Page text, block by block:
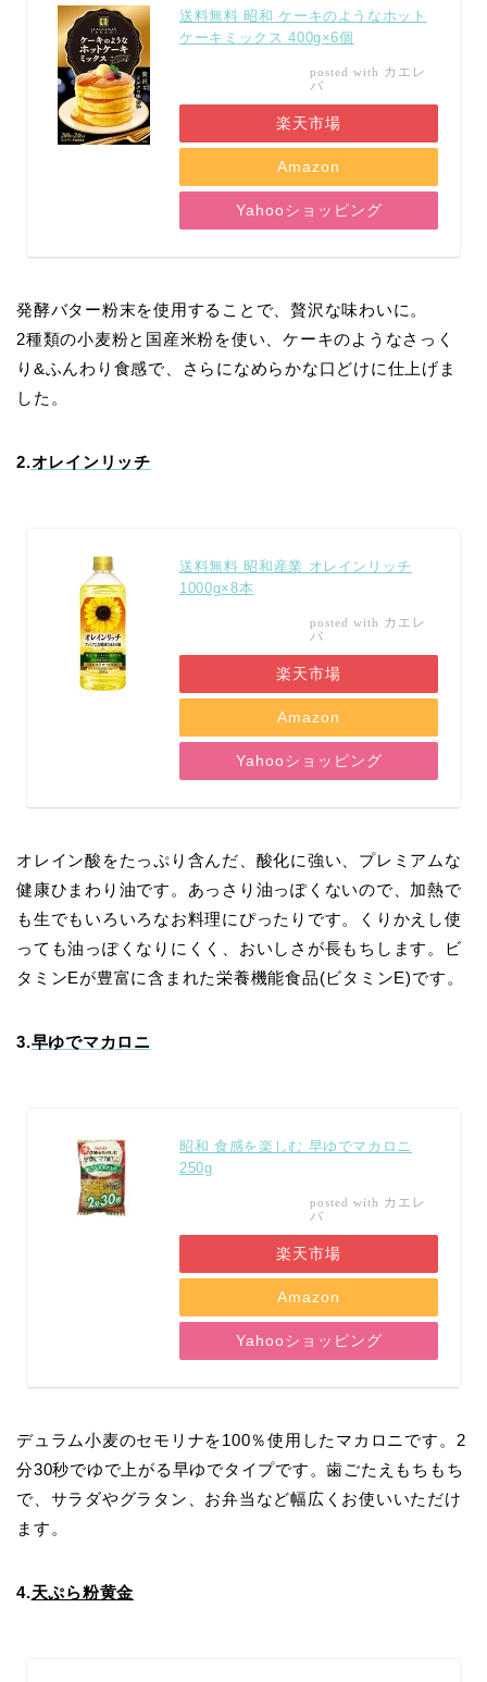
送料無料 昭和 ケーキのようなホット
ケーキミックス 400g×6個
posted with カエレ
バ
楽天市場
Amazon
Yahooショッピング
発酵バター粉末を使用することで、贅沢な味わいに。
2種類の小麦粉と国産米粉を使い、ケーキのようなさっく
り&ふんわり食感で、さらになめらかな口どけに仕上げま
した。
2.オレインリッチ
送料無料 昭和産業 オレインリッチ
1000g×8本
posted with カエレ
バ
楽天市場
Amazon
Yahooショッピング
オレイン酸をたっぷり含んだ、酸化に強い、プレミアムな
健康ひまわり油です。あっさり油っぽくないので、加熱で
も生でもいろいろなお料理にぴったりです。くりかえし使
っても油っぽくなりにくく、おいしさが長もちします。ビ
タミンEが豊富に含まれた栄養機能食品(ビタミンE)です。
3.早ゆでマカロニ
昭和 食感を楽しむ 早ゆでマカロニ
250g
posted with カエレ
バ
楽天市場
Amazon
Yahooショッピング
デュラム小麦のセモリナを100％使用したマカロニです。2
分30秒でゆで上がる早ゆでタイプです。歯ごたえもちもち
で、サラダやグラタン、お弁当など幅広くお使いいただけ
ます。
4.天ぷら粉黄金